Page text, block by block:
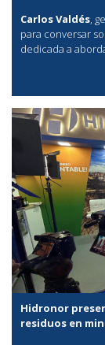
Carlos Valdés,
para conversar
dedicada a
Hidronor
residuos en